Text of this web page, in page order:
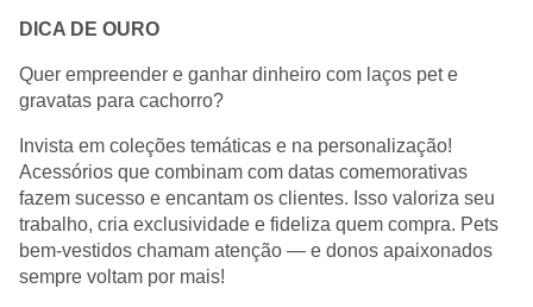
DICA DE OURO
Quer empreender e ganhar dinheiro com laços pet e
gravatas para cachorro?
Invista em coleções temáticas e na personalização!
Acessórios que combinam com datas comemorativas
fazem sucesso e encantam os clientes. Isso valoriza seu
trabalho, cria exclusividade e fideliza quem compra. Pets
bem-vestidos chamam atenção — e donos apaixonados
sempre voltam por mais!